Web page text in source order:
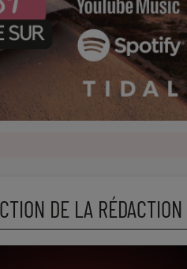
DE LA RÉDACTION